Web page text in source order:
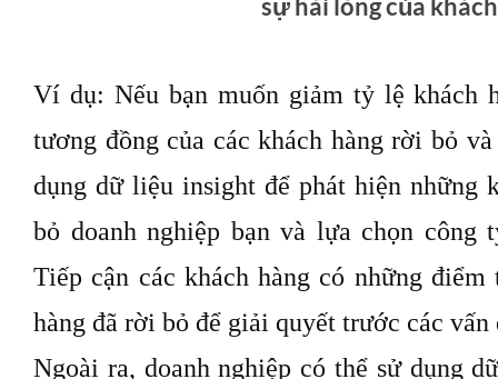
sự hài lòng của
Ví dụ: Nếu bạn muốn giảm tỷ lệ khách
tương đồng của các khách hàng rời bỏ
dụng dữ liệu insight để phát hiện những
bỏ doanh nghiệp bạn và lựa chọn
Tiếp cận các khách hàng có những
hàng đã rời bỏ để giải quyết trước các
Ngoài ra, doanh nghiệp có thể sử dụng